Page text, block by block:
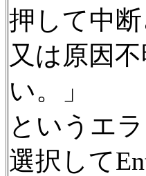
押して中
又は原因
い。」
というエ
選択して